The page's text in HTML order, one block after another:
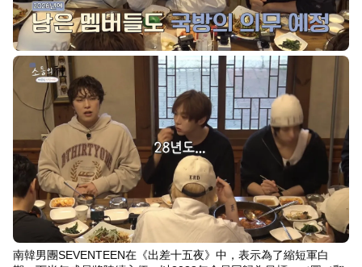
南韓男團SEVENTEEN在《出差十五夜》中，表示為了縮短軍白